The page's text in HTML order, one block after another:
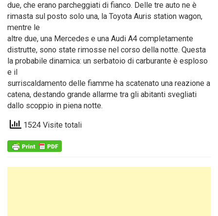
due, che erano parcheggiati di fianco. Delle tre auto ne è
rimasta sul posto solo una, la Toyota Auris station wagon,
mentre le
altre due, una Mercedes e una Audi A4 completamente
distrutte, sono state rimosse nel corso della notte. Questa
la probabile dinamica: un serbatoio di carburante è esploso
e il
surriscaldamento delle fiamme ha scatenato una reazione a
catena, destando grande allarme tra gli abitanti svegliati
dallo scoppio in piena notte.
1524 Visite totali